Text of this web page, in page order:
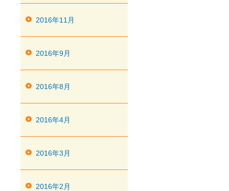
2016年11月
2016年9月
2016年8月
2016年4月
2016年3月
2016年2月